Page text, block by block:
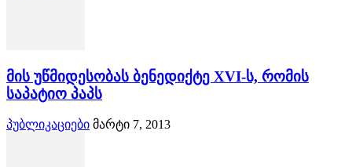
მის უწმიდესობას ბენედიქტე XVI-ს, რომის
საპატიო პაპს
პუბლიკაციები მარტი 7, 2013